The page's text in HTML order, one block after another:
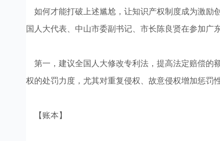
如何才能打破上述尴尬，让知识产权制度成为激励
国人大代表、中山市委副书记、市长陈良贤在参加广
第一，建议全国人大修改专利法，提高法定赔偿的
权的处罚力度，尤其对重复侵权、故意侵权增加惩罚
【账本】